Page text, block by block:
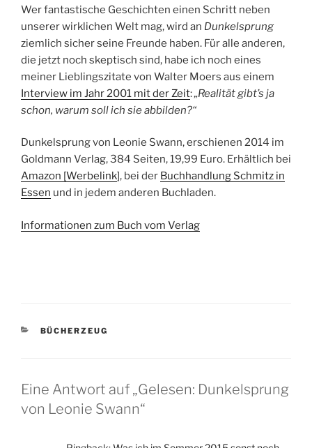
Wer fantastische Geschichten einen Schritt neben
unserer wirklichen Welt mag, wird an Dunkelsprung
ziemlich sicher seine Freunde haben. Für alle anderen,
die jetzt noch skeptisch sind, habe ich noch eines
meiner Lieblingszitate von Walter Moers aus einem
Interview im Jahr 2001 mit der Zeit:„Realität gibt’s ja
schon, warum soll ich sie abbilden?“
Dunkelsprung von Leonie Swann, erschienen 2014 im
Goldmann Verlag, 384 Seiten, 19,99 Euro. Erhältlich bei
Amazon [Werbelink], bei der Buchhandlung Schmitz in
Essen und in jedem anderen Buchladen.
Informationen zum Buch vom Verlag
KATEGORIEN
BÜCHERZEUG
Eine Antwort auf „Gelesen: Dunkelsprung
von Leonie Swann“